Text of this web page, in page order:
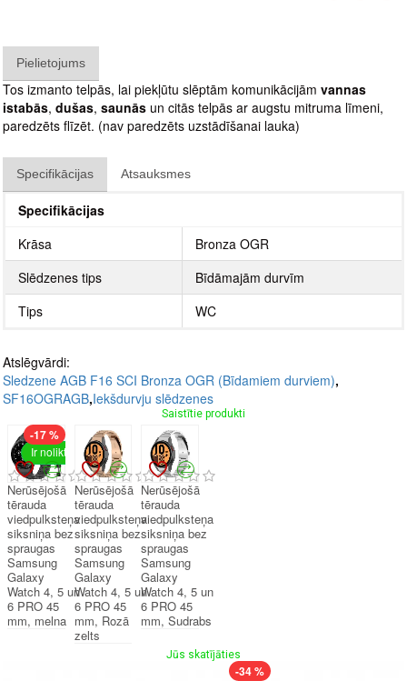
Pielietojums
Tos izmanto telpās, lai piekļūtu slēptām komunikācijām vannas
istabās, dušas, saunās un citās telpās ar augstu mitruma līmeni,
paredzēts flīzēt. (nav paredzēts uzstādīšanai lauka)
Specifikācijas Atsauksmes
Specifikācijas
Krāsa
Bronza OGR
Slēdzenes tips
Bīdāmajām durvīm
Tips
WC
Atslēgvārdi:
Sledzene AGB F16 SCI Bronza OGR (Bīdamiem durviem),
SF16OGRAGB,Iekšdurvju slēdzenes
Saistītie produkti
Ir noliktavā
-17 %
Nerūsējošā
tērauda
viedpulksteņa
siksniņa bez
spraugas
Samsung
Galaxy
Watch 4, 5 un
6 PRO 45
mm, melna
Nerūsējošā
tērauda
viedpulksteņa
siksniņa bez
spraugas
Samsung
Galaxy
Watch 4, 5 un
6 PRO 45
mm, Rozā
zelts
Nerūsējošā
tērauda
viedpulksteņa
siksniņa bez
spraugas
Samsung
Galaxy
Watch 4, 5 un
6 PRO 45
mm, Sudrabs
Jūs skatījāties
-34 %